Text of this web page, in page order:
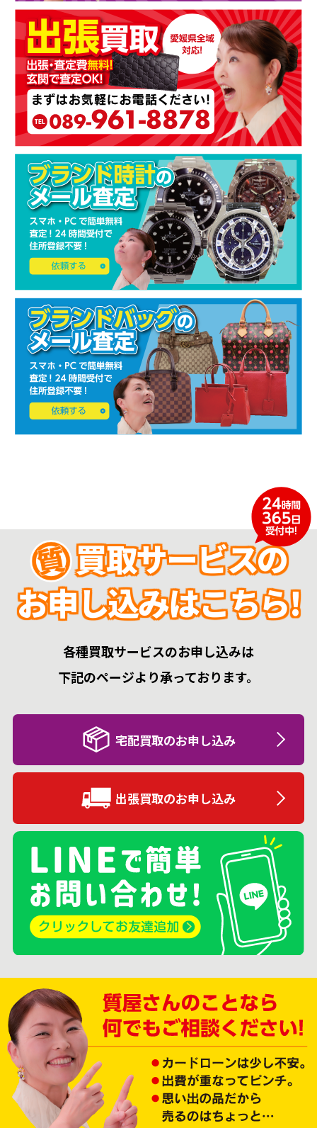
買取サービスの
お申し込みはこちら!
各種買取サービスのお申し込みは
下記のページより承っております。
宅配買取のお申し込み
出張買取のお申し込み